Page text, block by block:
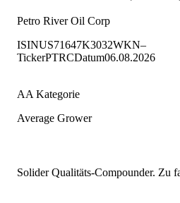
Petro River Oil Corp
ISINUS71647K3032WKN–
TickerPTRCDatum06.08.2026
AA Kategorie
Average Grower
Solider Qualitäts-Compounder. Zu